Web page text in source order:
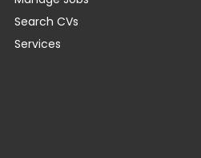
Search CVs
Services